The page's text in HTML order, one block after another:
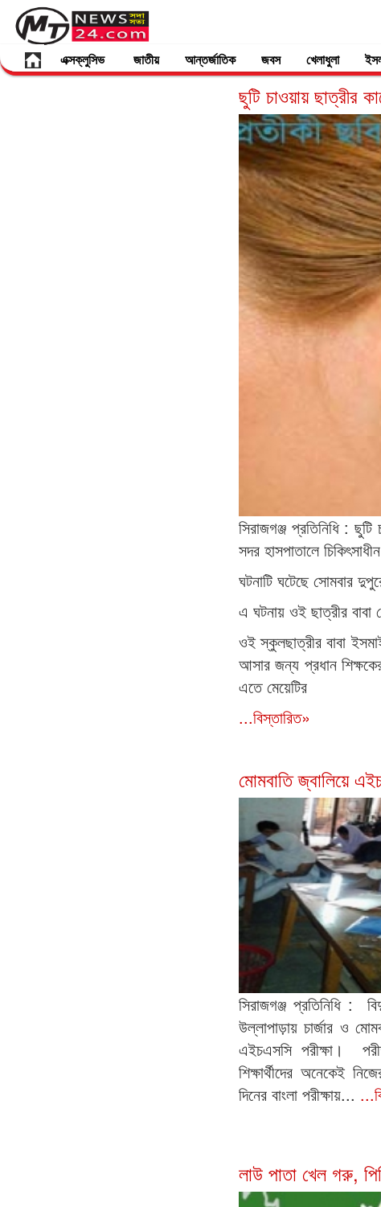
এক্সক্লুসিভ জাতীয় আন্তর্জাতিক জবস খেলাধুলা
ছুটি চাওয়ায় ছাত্রীর
সিরাজগঞ্জ প্রতিনিধি :
সদর হাসপাতালে
ঘটনাটি ঘটেছে সোমবার
এ ঘটনায় ওই ছাত্রীর বাবা
ওই স্কুলছাত্রীর বাবা
আসার জন্য প্রধান
এতে মেয়েটির
...বিস্তারিত»
মোমবাতি জ্বালিয়ে
সিরাজগঞ্জ প্রতিনিধি :
উল্লাপাড়ায় চার্জার ও
এইচএসসি পরীক্ষা।
শিক্ষার্থীদের অনেকেই
দিনের বাংলা পরীক্ষায়...
লাউ পাতা খেল গরু,